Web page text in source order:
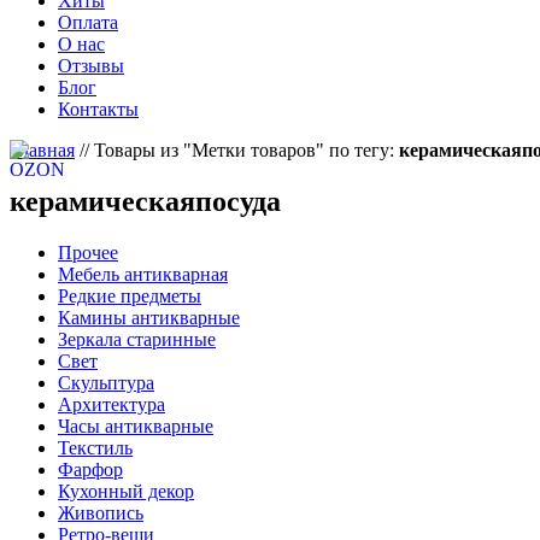
Оплата
О нас
Отзывы
Блог
Контакты
Главная //Товары из "Метки товаров" по тегу:
керамическаяпосуда
Прочее
Мебель антикварная
Редкие предметы
Камины антикварные
Зеркала старинные
Свет
Скульптура
Архитектура
Часы антикварные
Текстиль
Фарфор
Кухонный декор
Живопись
Ретро-вещи